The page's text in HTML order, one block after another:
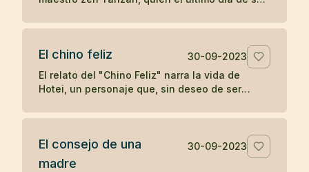
partida. Con simplicidad y aceptación, Tanzan
la muerte.
El chino feliz
30-09-2023
El relato del "Chino Feliz" narra la vida de
Hotei, un personaje que, sin deseo de ser
alegría a los niños con dulces y frutas,
cambio de su atención. Su simple acción de
dejar caer y recoger su saco en respuesta a
El consejo de una
madre
30-09-2023